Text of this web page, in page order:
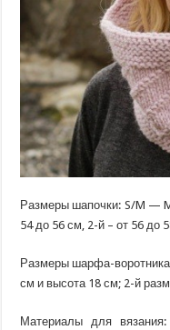
Размеры шапочки: S/M —
54 до 56 см, 2-й – от 56 до
Размеры шарфа-
см и высота 18 см; 2-й
Материалы для вязания: